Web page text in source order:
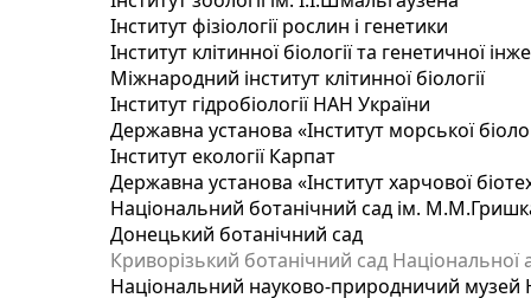
Інститут фізіології рослин і генетики
Інститут клітинної біології та генетичної
Міжнародний інститут клітинної біології
Інститут гідробіології НАН України
Державна установа «Інститут морської
Інститут екології Карпат
Державна установа «Інститут харчової
Національний ботанічний сад ім.
Донецький ботанічний сад
Криворізький ботанічний сад Національної
Національний науково-природничий музей